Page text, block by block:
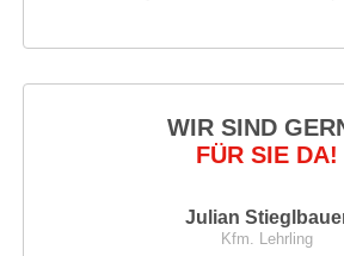
WIR SIND
FÜR SIE DA!
Julian
Kfm. Lehrling